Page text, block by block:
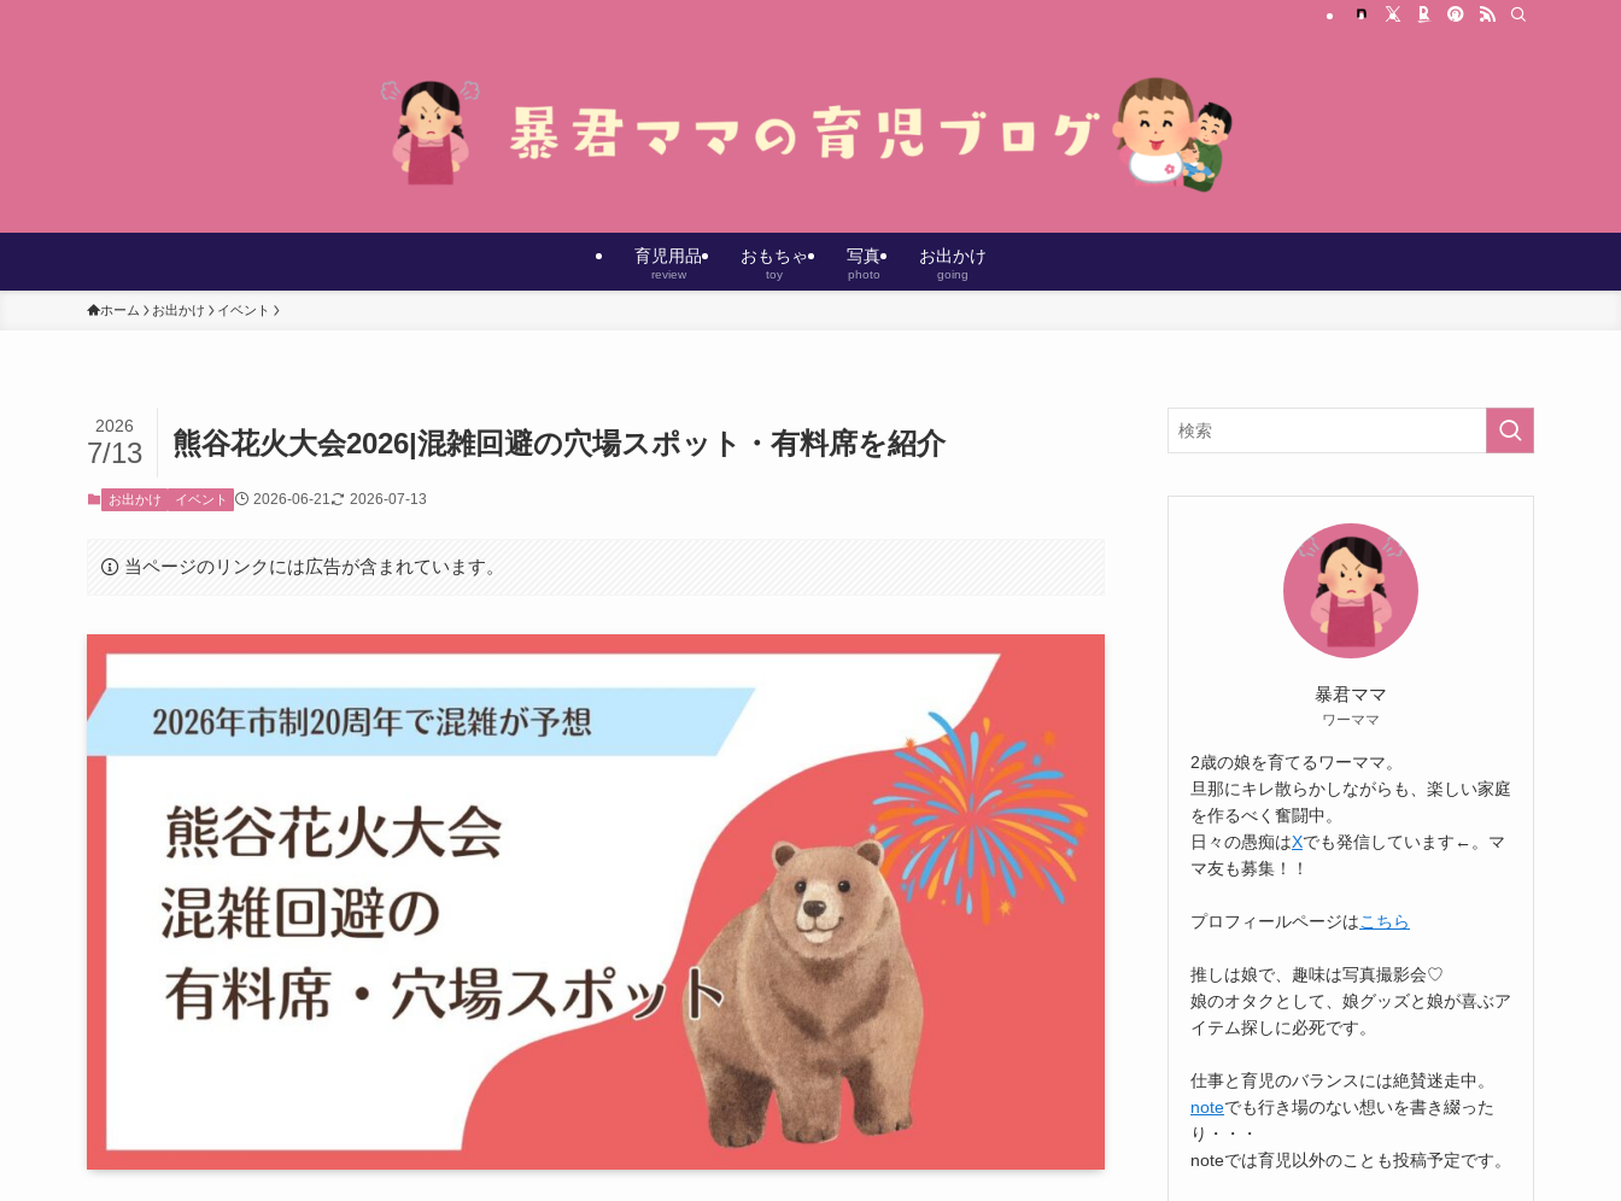
育児用品
review
おもちゃ
toy
写真
photo
お出かけ
going
ホーム お出かけ イベント
熊谷花火大会2026|混雑回避の穴場スポット・有料席を紹介
2026
7/13
お出かけ イベント 2026-06-21 2026-07-13
当ページのリンクには広告が含まれています。
暴君ママ
ワーママ
2歳の娘を育てるワーママ。
旦那にキレ散らかしながらも、楽しい家庭
を作るべく奮闘中。
日々の愚痴はXでも発信しています←。マ
マ友も募集！！
プロフィールページはこちら
推しは娘で、趣味は写真撮影会♡
娘のオタクとして、娘グッズと娘が喜ぶア
イテム探しに必死です。
仕事と育児のバランスには絶賛迷走中。
noteでも行き場のない想いを書き綴った
り・・・
noteでは育児以外のことも投稿予定です。